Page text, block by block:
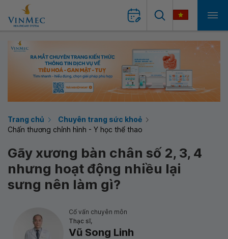
Trang chủ
Chuyên trang sức khoẻ
Chấn thương chỉnh hình - Y học thể thao
Gãy xương bàn chân số 2, 3, 4
nhưng hoạt động nhiều lại
sưng nên làm gì?
Cố vấn chuyên môn
Thạc sĩ,
Vũ Song Linh